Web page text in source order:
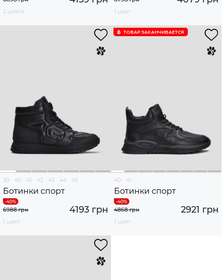
2 цвета
1 цвет
39 40 41 42 43 44 45
Ботинки спорт
4193 грн
6988 грн
1 цвет
ТОВАР ЗАКАНЧИВАЕТСЯ
40 41
Ботинки спорт
2921 грн
4868 грн
1 цвет